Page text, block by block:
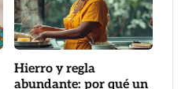
Hierro y regla
abundante: por qué un